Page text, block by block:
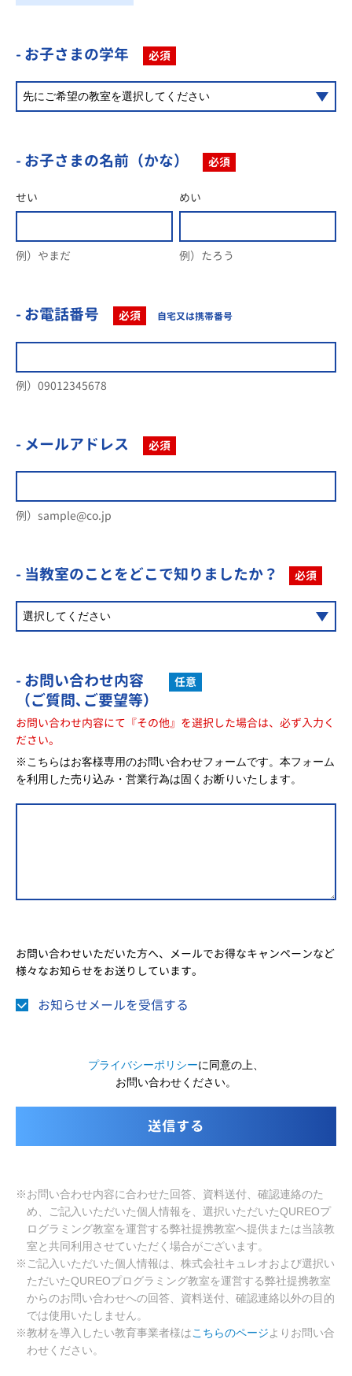
- お子さまの学年 必須
- お子さまの名前（かな） 必須
せい
例）やまだ
めい
例）たろう
- お電話番号 必須 自宅又は携帯番号
例）09012345678
- メールアドレス 必須
例）sample@co.jp
- 当教室のことをどこで知りましたか？ 必須
- お問い合わせ内容
（ご質問､ご要望等）
任意
お問い合わせ内容にて『その他』を選択した場合は、必ず入力く
ださい。
※こちらはお客様専用のお問い合わせフォームです。本フォーム
を利用した売り込み・営業行為は固くお断りいたします。
お問い合わせいただいた方へ、メールでお得なキャンペーンなど
様々なお知らせをお送りしています。
お知らせメールを受信する
プライバシーポリシーに同意の上、
お問い合わせください。
※お問い合わせ内容に合わせた回答、資料送付、確認連絡のた
め、ご記入いただいた個人情報を、選択いただいたQUREOプ
ログラミング教室を運営する弊社提携教室へ提供または当該教
室と共同利用させていただく場合がございます。
※ご記入いただいた個人情報は、株式会社キュレオおよび選択い
ただいたQUREOプログラミング教室を運営する弊社提携教室
からのお問い合わせへの回答、資料送付、確認連絡以外の目的
では使用いたしません。
※教材を導入したい教育事業者様はこちらのページよりお問い合
わせください。